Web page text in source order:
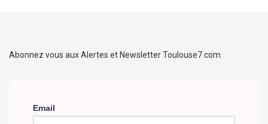
Abonnez vous aux Alertes et Newsletter Toulouse7.com
Email